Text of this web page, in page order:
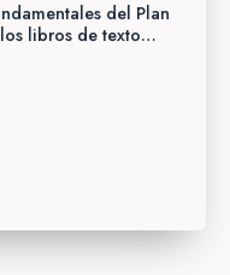
del Plan
libros de texto